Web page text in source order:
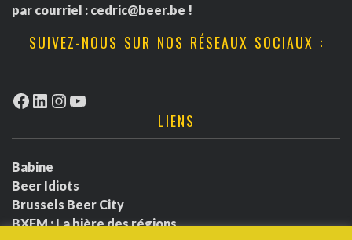
par courriel : cedric@beer.be !
SUIVEZ-NOUS SUR NOS RÉSEAUX SOCIAUX :
Facebook
LinkedIn
Instagram
YouTube
LIENS
Babine
Beer Idiots
Brussels Beer City
BXFM : La bière des régions